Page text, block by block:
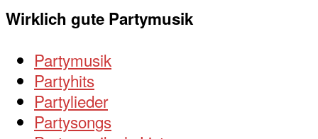
Wirklich gute Partymusik
Partymusik
Partyhits
Partylieder
Partysongs